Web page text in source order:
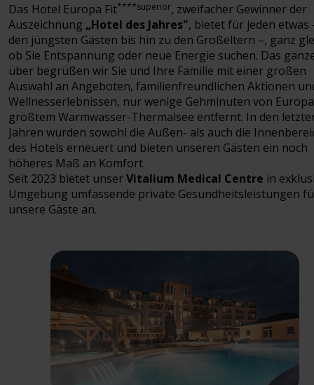
Das Hotel Europa Fit****superior, zweifacher Gewinner der
Auszeichnung „Hotel des Jahres", bietet für jeden etwas
den jüngsten Gästen bis hin zu den Großeltern –, ganz
ob Sie Entspannung oder neue Energie suchen. Das
über begrüßen wir Sie und Ihre Familie mit einer großen
Auswahl an Angeboten, familienfreundlichen Aktionen
Wellnesserlebnissen, nur wenige Gehminuten von
größtem Warmwasser-Thermalsee entfernt. In den
Jahren wurden sowohl die Außen- als auch die
des Hotels erneuert und bieten unseren Gästen ein noch
höheres Maß an Komfort.
Seit 2023 bietet unserVitalium Medical Centre in
Umgebung umfassende private Gesundheitsleistungen
unsere Gäste an.